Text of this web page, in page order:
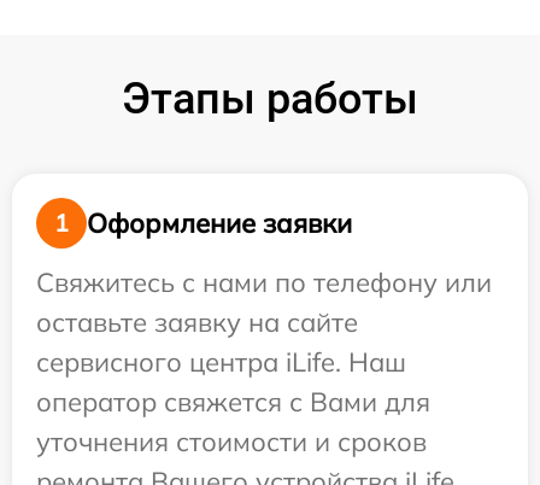
Этапы работы
1
Оформление заявки
Свяжитесь с нами по телефону или
оставьте заявку на сайте
сервисного центра iLife. Наш
оператор свяжется с Вами для
уточнения стоимости и сроков